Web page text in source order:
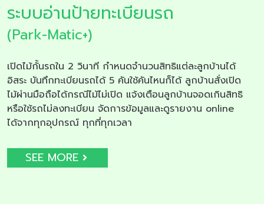
ระบบอ่านป้ายทะเบียนรถ
(Park-Matic+)
เปิดไม้กั้นรถใน 2 วินาที กำหนดจำนวนสิทธิแต่ละลูกบ้านได้
อิสระ บันทึกทะเบียนรถได้ 5 คันใช้คันไหนก็ได้ ลูกบ้านสั่งเปิด
ไม้ผ่านมือถือได้กรณีไม้ไม่เปิด แจ้งเตือนลูกบ้านจอดเกินสิทธิ
หรือใช้รถไม่ลงทะเบียน จัดการข้อมูลและดูรายงาน online
ได้จากทุกอุปกรณ์ ทุกที่ทุกเวลา
SEE MORE